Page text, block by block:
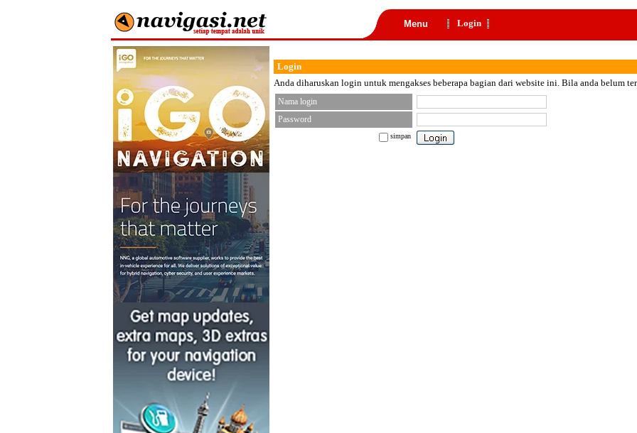
Menu Login
Login
Anda diharuskan login untuk mengakses beberapa bagian dari website ini. Bila anda belum
Nama login
Password
simpan